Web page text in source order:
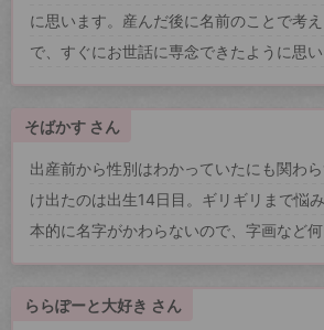
に思います。産んだ後に名前のことで考
で、すぐにお世話に専念できたように思い
そばかす さん
出産前から性別はわかっていたにも関わ
け出たのは出生14日目。ギリギリまで悩
本的に名字がかわらないので、字画など何
ららぽーと大好き さん